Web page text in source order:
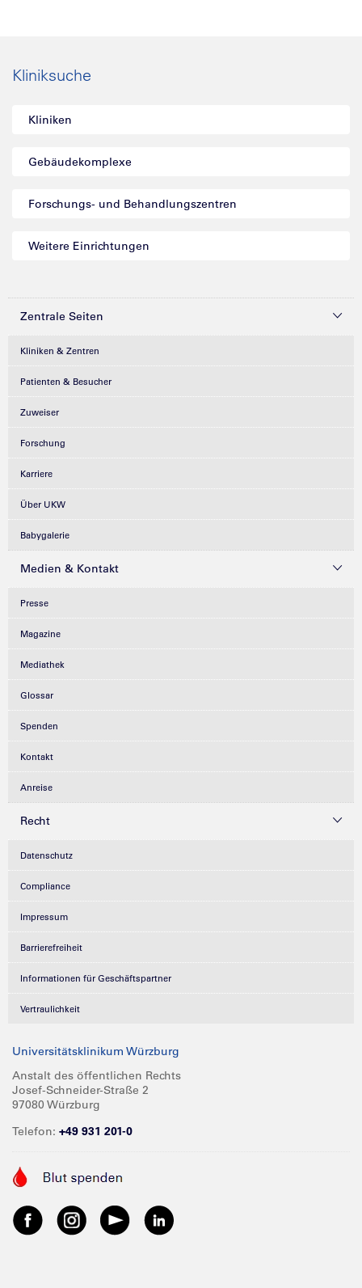
Kliniksuche
Kliniken
Gebäudekomplexe
Forschungs- und Behandlungszentren
Weitere Einrichtungen
Zentrale Seiten
Kliniken & Zentren
Patienten & Besucher
Zuweiser
Forschung
Karriere
Über UKW
Babygalerie
Medien & Kontakt
Presse
Magazine
Mediathek
Glossar
Spenden
Kontakt
Anreise
Recht
Datenschutz
Compliance
Impressum
Barrierefreiheit
Informationen für Geschäftspartner
Vertraulichkeit
Universitätsklinikum Würzburg
Anstalt des öffentlichen Rechts
Josef-Schneider-Straße 2
97080 Würzburg
Telefon: +49 931 201-0